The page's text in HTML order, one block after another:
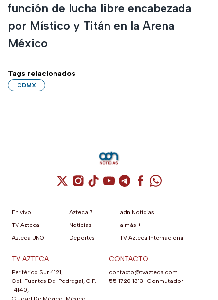
función de lucha libre encabezada
por Místico y Titán en la Arena
México
Tags relacionados
CDMX
Cuenta de X / Twitter (se abre en una
Cuenta de Instagram (se abre en una
Cuenta de TikTok (se abre en
Cuenta de YouTube (se abre
Cuenta de Telegram (se
Cuenta de
Cuenta de
En vivo
TV Azteca
Azteca UNO
Azteca 7
Noticias
Deportes
adn Noticias
a más +
TV Azteca Internacional
TV AZTECA
Periférico Sur 4121,
Col. Fuentes Del Pedregal, C.P.
14140,
Ciudad De México, México.
CONTACTO
contacto@tvazteca.com
55 1720 1313 | Conmutador